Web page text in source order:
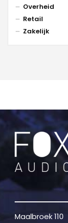
Overheid
Retail
Zakelijk
Maalbroek 110